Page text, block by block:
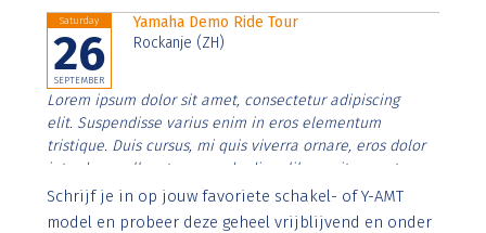
Saturday
26
SEPTEMBER
Yamaha Demo Ride Tour
Rockanje (ZH)
Lorem ipsum dolor sit amet, consectetur adipiscing
elit. Suspendisse varius enim in eros elementum
tristique. Duis cursus, mi quis viverra ornare, eros dolor
interdum nulla, ut commodo diam libero vitae erat.
Aenean faucibus nibh et justo cursus id rutrum lorem
imperdiet. Nunc ut sem vitae risus tristique posuere.
Schrijf je in op jouw favoriete schakel- of Y-AMT
model en probeer deze geheel vrijblijvend en onder